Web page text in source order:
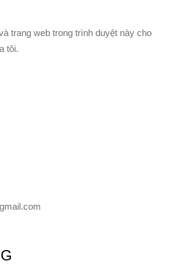
trang web trong trình duyệt này cho
tôi.